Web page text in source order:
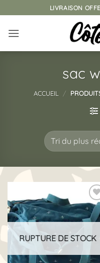
au
contenu
LIVRAISON
sac
ACCUEIL /
à la
liste
RUPTURE DE STOCK